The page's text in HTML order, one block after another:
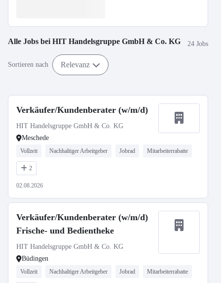
Alle Jobs bei HIT Handelsgruppe GmbH & Co. KG 24 Jobs
Sortieren nach Relevanz
Verkäufer/Kundenberater (w/m/d)
HIT Handelsgruppe GmbH & Co. KG
Meschede
Vollzeit Nachhaltiger Arbeitgeber Jobrad Mitarbeiterrabatte
2
02.08.2026
Verkäufer/Kundenberater (w/m/d)
Frische- und Bedientheke
HIT Handelsgruppe GmbH & Co. KG
Büdingen
Vollzeit Nachhaltiger Arbeitgeber Jobrad Mitarbeiterrabatte